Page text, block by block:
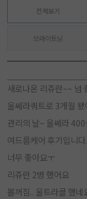
전체보기
브라이트닝
새로나온 리쥬란~~ 넘
울쎄라쿼트로 3개월
관리의 날~ 울쎄라 400
여드름케어 후기입니다.
너무 좋아요ㅜ
리쥬란 2병 했어요
볼꺼짐.. 울트라콜 했네